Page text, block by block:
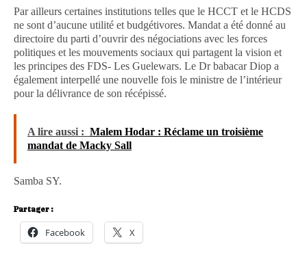
Par ailleurs certaines institutions telles que le HCCT et le HCDS
ne sont d’aucune utilité et budgétivores. Mandat a été donné au
directoire du parti d’ouvrir des négociations avec les forces
politiques et les mouvements sociaux qui partagent la vision et
les principes des FDS- Les Guelewars. Le Dr babacar Diop a
également interpellé une nouvelle fois le ministre de l’intérieur
pour la délivrance de son récépissé.
A lire aussi : Malem Hodar : Réclame un troisième
mandat de Macky Sall
Samba SY.
Partager :
Facebook X